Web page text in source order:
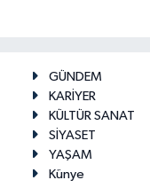
GÜNDEM
KARİYER
KÜLTÜR SANAT
SİYASET
YAŞAM
Künye